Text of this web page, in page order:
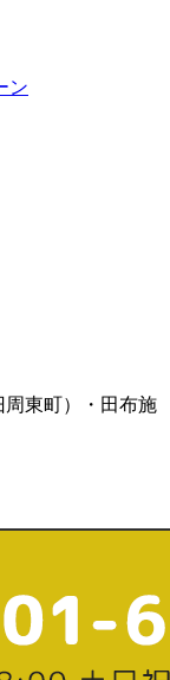
ン
東町）・田布施